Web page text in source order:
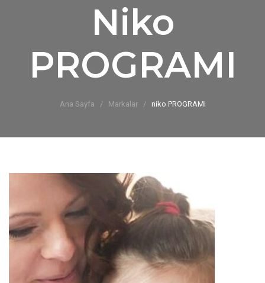
Niko
PROGRAMI
Ana Sayfa Markalar niko PROGRAMI